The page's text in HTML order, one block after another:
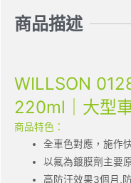
商品描述
WILLSON
220ml｜大型
商品特色：
全車色對應，施作
以氟為鍍膜劑主要
高防汙效果3個月,